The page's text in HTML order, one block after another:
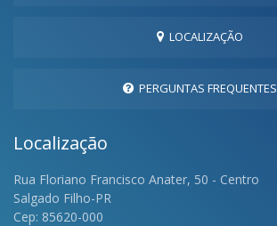
LOCALIZAÇÃO
PERGUNTAS FREQUENTES
Localização
Rua Floriano Francisco Anater, 50 - Centro
Salgado Filho-PR
Cep: 85620-000